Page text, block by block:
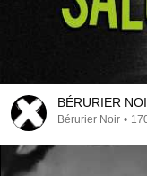
BÉRURIER
Bérurier Noir •